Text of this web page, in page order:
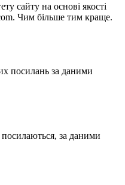
сайту на основі якості
Чим більше тим краще.
посилань за даними
посилаються, за даними